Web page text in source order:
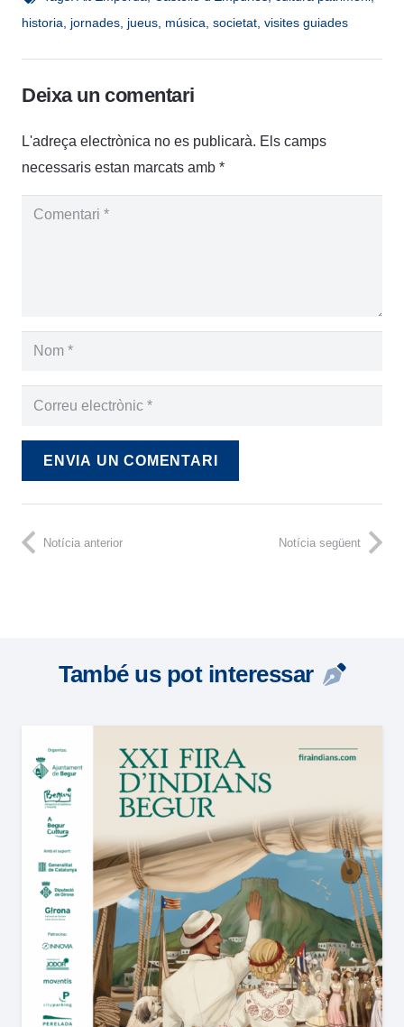
historia
jornades jueus música societat visites guiades
Deixa un comentari
L'adreça electrònica no es publicarà. Els camps
necessaris estan marcats amb *
ENVIA UN COMENTARI
Notícia anterior Notícia següent
També us pot interessar